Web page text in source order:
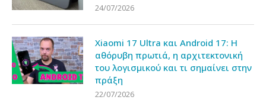
24/07/2026
Xiaomi 17 Ultra και Android 17: Η
αθόρυβη πρωτιά, η αρχιτεκτονική
του λογισμικού και τι σημαίνει στην
πράξη
22/07/2026